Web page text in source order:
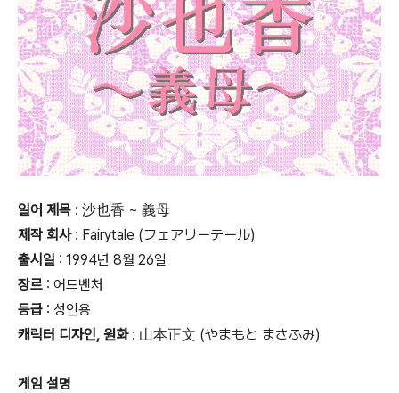
일어 제목 : 沙也香 ~ 義母
제작 회사: Fairytale (フェアリーテール)
출시일 : 1994년 8월 26일
장르 : 어드벤처
등급 : 성인용
캐릭터 디자인, 원화: 山本正文 (やまもと まさふみ)
게임 설명